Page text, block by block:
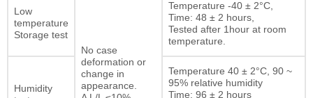
No case
deformation or
change in
appearance.
Low
temperature
Storage test
Temperature -40 ± 2°C,
Time: 48 ± 2 hours,
Tested after 1hour at room
temperature.
Humidity
Temperature 40 ± 2°C, 90 ~
95% relative humidity
Time: 96 ± 2 hours